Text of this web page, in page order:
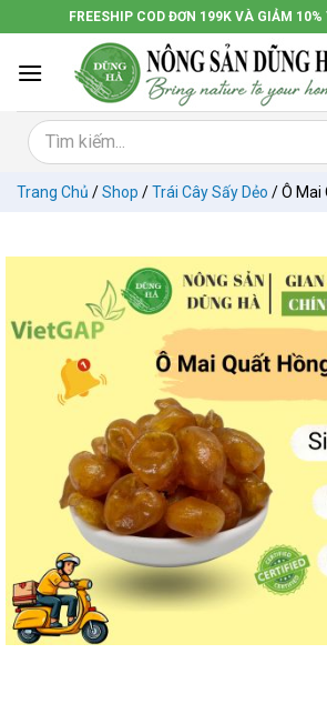
đến
dung
FREESHIP COD ĐƠN 199K VÀ GIẢM 10%
Trang Chủ /Shop /Trái Cây Sấy Dẻo /Ô Mai